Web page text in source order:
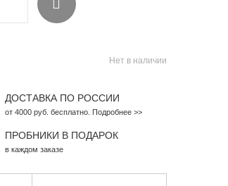
Нет в наличии
ДОСТАВКА ПО РОССИИ
от 4000 руб. бесплатно. Подробнее >>
ПРОБНИКИ В ПОДАРОК
в каждом заказе